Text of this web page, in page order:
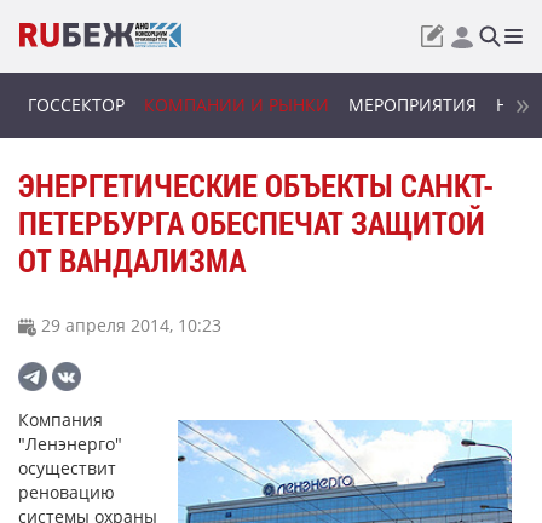
ГОССЕКТОР КОМПАНИИ И РЫНКИ МЕРОПРИЯТИЯ
ЭНЕРГЕТИЧЕСКИЕ ОБЪЕКТЫ САНКТ-
ПЕТЕРБУРГА ОБЕСПЕЧАТ ЗАЩИТОЙ
ОТ ВАНДАЛИЗМА
29 апреля 2014, 10:23
Компания
"Ленэнерго"
осуществит
реновацию
системы охраны